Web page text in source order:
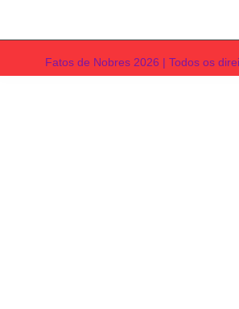
Fatos de Nobres 2026 | Todos os